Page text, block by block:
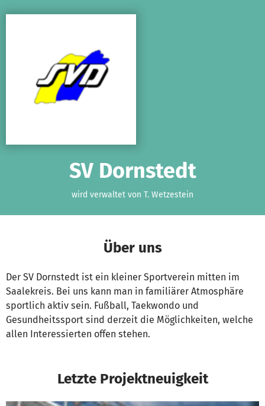
SV Dornstedt
wird verwaltet von T. Wetzestein
Über uns
Der SV Dornstedt ist ein kleiner Sportverein mitten im
Saalekreis. Bei uns kann man in familiärer Atmosphäre
sportlich aktiv sein. Fußball, Taekwondo und
Gesundheitssport sind derzeit die Möglichkeiten, welche
allen Interessierten offen stehen.
Letzte Projektneuigkeit